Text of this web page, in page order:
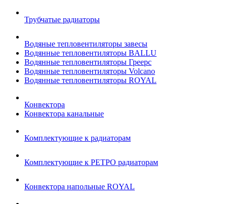
Трубчатые радиаторы
Водяные тепловентиляторы завесы
Водянные тепловентиляторы BALLU
Водянные тепловентиляторы Греерс
Водянные тепловентиляторы Volcano
Водянные тепловентиляторы ROYAL
Конвектора
Конвектора канальные
Комплектующие к радиаторам
Комплектующие к РЕТРО радиаторам
Конвектора напольные ROYAL